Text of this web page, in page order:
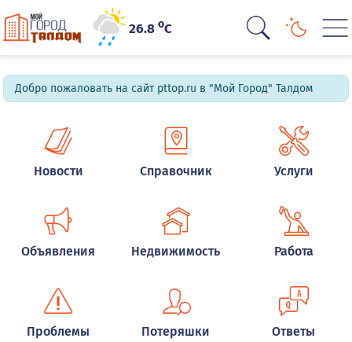
26.8oC
Добро пожаловать на сайт pttop.ru в "Мой Город" Талдом
Новости Справочник Услуги
Объявления Недвижимость Работа
Проблемы Потеряшки Ответы